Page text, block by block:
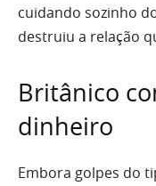
cuidando sozinho
destruiu a relação
Britânico
dinheiro
Embora golpes do